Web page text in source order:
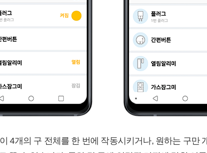
4개의 구 전체를 한 번에 작동시키거나, 원하는 구만